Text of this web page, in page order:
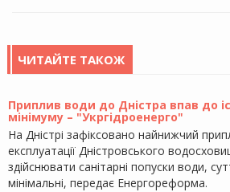
ЧИТАЙТЕ ТАКОЖ
Приплив води до Дністра впав до
мінімуму – "Укргідроенерго"
На Дністрі зафіксовано найнижчий
експлуатації Дністровського
здійснювати санітарні попуски води,
мінімальні, передає Енергореформа.